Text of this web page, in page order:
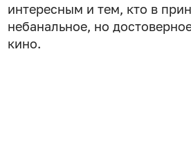
интересным и тем, кто в
небанальное, но
кино.